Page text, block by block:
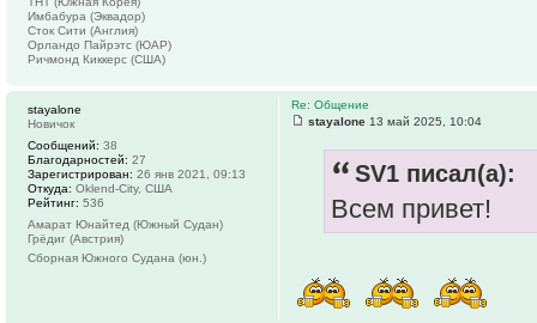
Имбабура (Эквадор)
Сток Сити (Англия)
Орландо Пайрэтс (ЮАР)
Ричмонд Киккерс (США)
Re: Общение
stayalone 13 май 2025, 10:04
SV1 писал(а):
Всем привет!
stayalone
Новичок
Сообщений: 38
Благодарностей: 27
Зарегистрирован: 26 янв 2021, 09:13
Откуда: Oklend-City, США
Рейтинг: 536
Амарат Юнайтед (Южный Судан)
Грёдиг (Австрия)
Сборная Южного Судана (юн.)